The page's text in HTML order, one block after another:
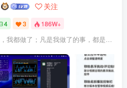
关注
4 3 186W+
凡是我相信的，我都做了；凡是我做了的事，都是全身心地投入去做的